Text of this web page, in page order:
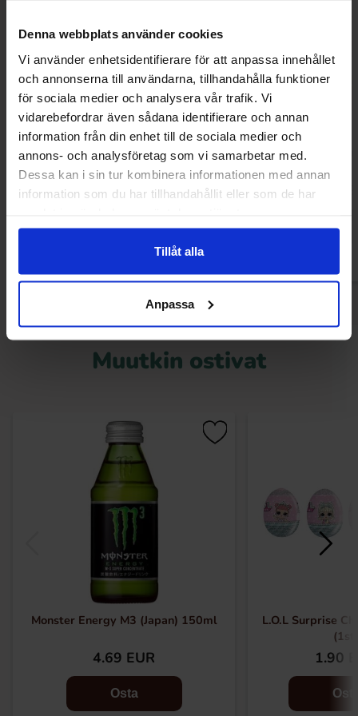
Denna webbplats använder cookies
Vi använder enhetsidentifierare för att anpassa innehållet
och annonserna till användarna, tillhandahålla funktioner
för sociala medier och analysera vår trafik. Vi
vidarebefordrar även sådana identifierare och annan
information från din enhet till de sociala medier och
annons- och analysföretag som vi samarbetar med.
Dessa kan i sin tur kombinera informationen med annan
information som du har tillhandahållit eller som de har
Tillåt alla
Anpassa
Marabou Bites Oreo 140g
4.69 EUR
Osta
Kinder Bueno
3.29
Muutkin ostivat
Monster Energy M3 (Japan) 150ml
4.69 EUR
Osta
L.O.L Surprise
1.90